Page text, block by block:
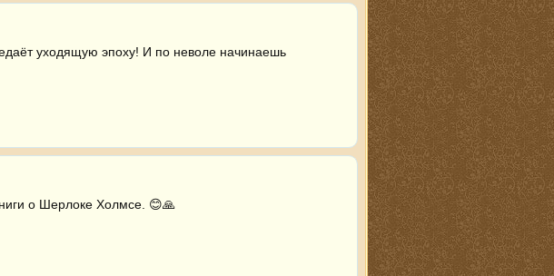
уходящую эпоху! И по неволе начинаешь
о Шерлоке Холмсе. 😊🙏